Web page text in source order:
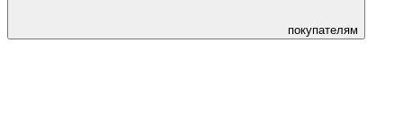
покупателям